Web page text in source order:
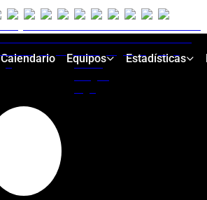
Calendario Equipos Estadísticas